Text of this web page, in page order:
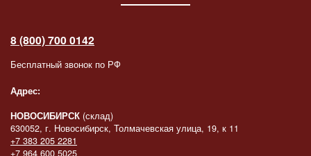
8 (800) 700 0142
Бесплатный звонок по РФ
Адрес:
НОВОСИБИРСК (склад)
630052, г. Новосибирск, Толмачевская улица, 19, к 11
+7 383 205 2281
+7 964 600 5025